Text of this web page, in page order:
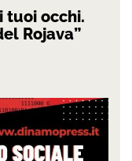
tuoi occhi.
Rojava”